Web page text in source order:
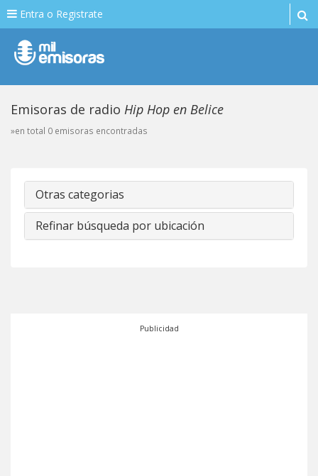
Entra o Registrate
Emisoras de radio Hip Hop en Belice
»en total 0 emisoras encontradas
Otras categorias
Refinar búsqueda por ubicación
Publicidad